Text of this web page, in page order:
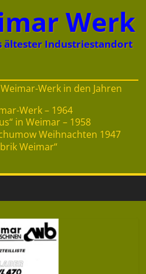
Werk
ältester Industriestandort
Werk in den Jahren
Werk – 1964
in Weimar – 1958
Weihnachten 1947
Weimar“